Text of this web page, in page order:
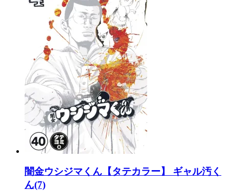
闇金ウシジマくん【タテカラー】 ギャル汚く
ん(7)